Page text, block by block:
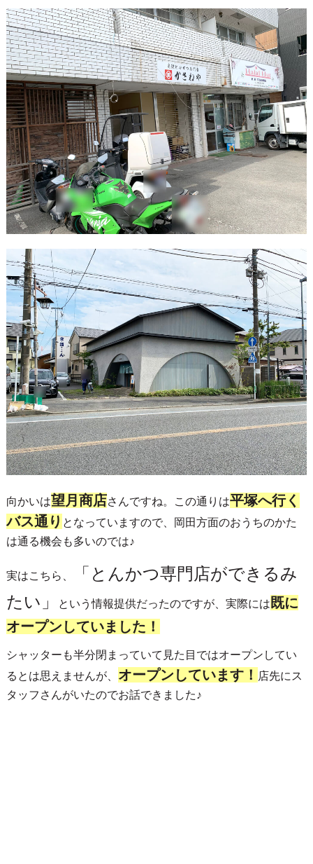
向かいは望月商店さんですね。この通りは平塚へ行く
バス通り となっていますので、岡田方面のおうちのかた
は通る機会も多いのでは♪
実はこちら、
「とんかつ専門店ができるみ
たい」
という情報提供だったのですが、実際には 既に
オープンしていました！
シャッターも半分閉まっていて見た目ではオープンしてい
るとは思えませんが、 オープンしています！ 店先にス
タッフさんがいたのでお話できました♪